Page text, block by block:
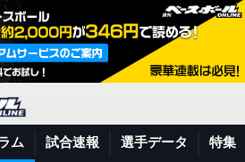
ム 試合速報 選手データ 特集